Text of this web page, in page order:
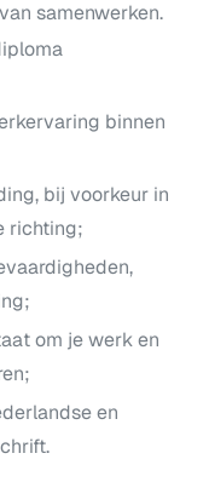
samenwerken.
binnen
bij voorkeur in
richting;
om je werk en
en